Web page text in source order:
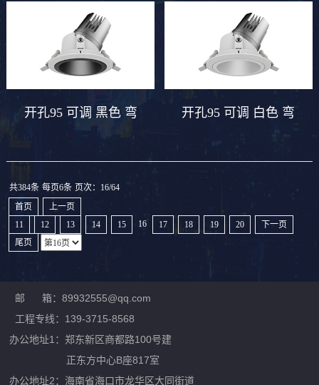
开孔95 可调 黑色 弯 开孔95 可调 白色 弯
共384条 每页6条 页次：16/64
首页
上一页
11
12 13 14 15 16 17 18 19 20
下一页
尾页
邮 箱：89932555@qq.com
工程专线：139-3715-8568
办公地址1：郑东新区商都路100号建
正东方中心B座817室
办公地址2：
海南省海口市龙华区大同街道